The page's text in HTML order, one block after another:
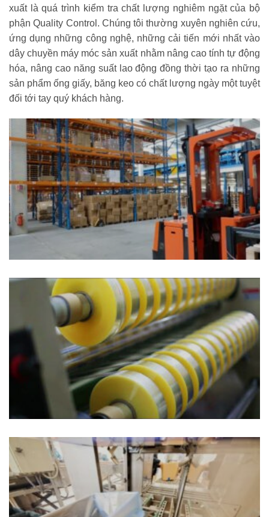
xuất là quá trình kiểm tra chất lượng nghiêm ngặt của bộ
phận Quality Control. Chúng tôi thường xuyên nghiên cứu,
ứng dụng những công nghệ, những cải tiến mới nhất vào
dây chuyền máy móc sản xuất nhằm nâng cao tính tự động
hóa, nâng cao năng suất lao động đồng thời tạo ra những
sản phẩm ống giấy, băng keo có chất lượng ngày một tuyệt
đối tới tay quý khách hàng.